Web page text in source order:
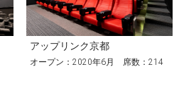
アップリンク京都
オープン：2020年6月 席数：214